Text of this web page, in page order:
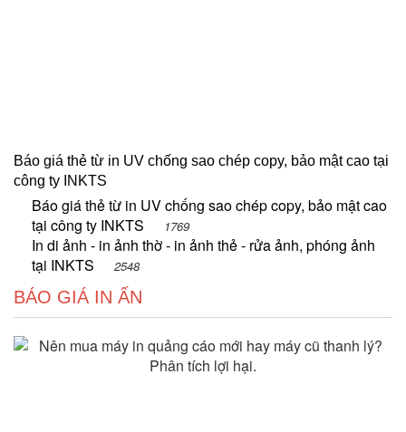
Báo giá thẻ từ in UV chống sao chép copy, bảo mật cao tại
công ty INKTS
Báo giá thẻ từ in UV chống sao chép copy, bảo mật cao
tại công ty INKTS
1769
In di ảnh - in ảnh thờ - in ảnh thẻ - rửa ảnh, phóng ảnh
tại INKTS
2548
BÁO GIÁ IN ẤN